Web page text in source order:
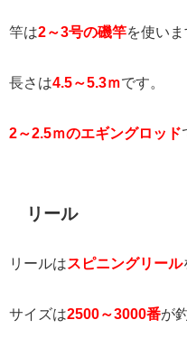
竿は2～3号の磯竿を使いま
長さは4.5～5.3ｍです。
2～2.5ｍのエギングロッド
リール
リールはスピニングリール
サイズは2500～3000番が